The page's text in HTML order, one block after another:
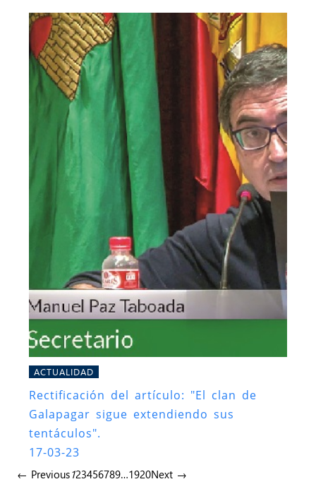
ACTUALIDAD
Rectificación del artículo: "El clan de
Galapagar sigue extendiendo sus
tentáculos".
17-03-23
← Previous123456789…1920Next →